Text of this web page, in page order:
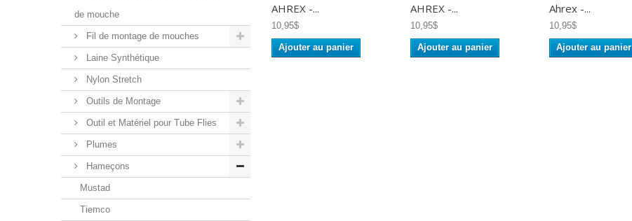
de mouche
Fil de montage de mouches
Laine Synthétique
Nylon Stretch
Outils de Montage
Outil et Matériel pour Tube Flies
Plumes
Hameçons
Mustad
Tiemco
AHREX -...
10,95$
Ajouter au panier
AHREX -...
10,95$
Ajouter au panier
Ahrex -...
10,95$
Ajouter au panier